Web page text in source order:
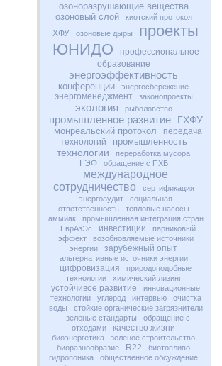
озоноразрушающие вещества
озоновый слой
киотский протокол
ХФУ озоновые дыры
проекты
ЮНИДО
профессиональное
образование
энергоэффективность
конференции энергосбережение
энергоменеджмент законопроекты
экология рыболовство
промышленное развитие ГХФУ
монреальский протокол
передача
технологий
промышленность
технологии переработка мусора
ГЭФ обращение с ПХБ
международное
сотрудничество
сертификация
энергоаудит
социальная
ответственность
тепловые насосы
аммиак
промышленная интеграция стран
ЕврАзЭс
инвестиции
парниковый
эффект
возобновляемые источники
энергии
зарубежный опыт
альтернативные источники энергии
цифровизация
природоподобные
технологии
химический лизинг
устойчивое развитие
инновационные
технологии
углерод интервью
очистка
воды
стойкие органические загрязнители
зеленые стандарты
обращение с
отходами
качество жизни
биоэнергетика
зеленое строительство
биоразнообразие
R22
биотопливо
гидропоника
общественное обсуждение